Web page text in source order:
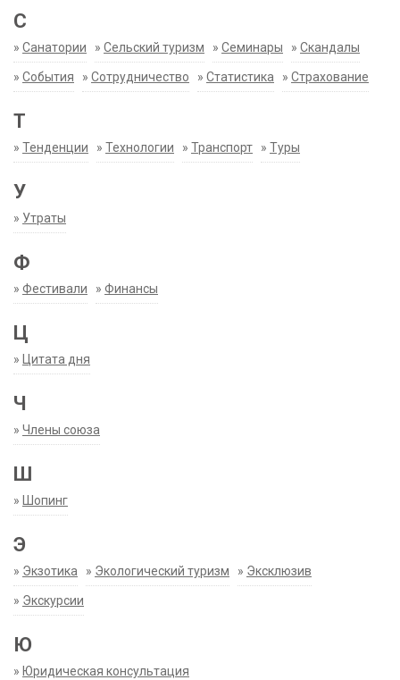
С
» Санатории » Сельский туризм » Семинары » Скандалы
» События » Сотрудничество » Статистика » Страхование
Т
» Тенденции » Технологии » Транспорт » Туры
У
» Утраты
Ф
» Фестивали » Финансы
Ц
» Цитата дня
Ч
» Члены союза
Ш
» Шопинг
Э
» Экзотика » Экологический туризм » Эксклюзив
» Экскурсии
Ю
» Юридическая консультация